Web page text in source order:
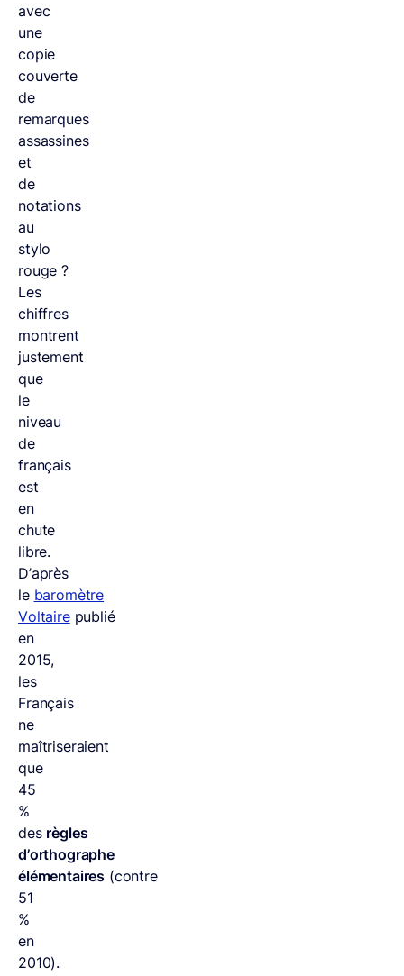
avec
une
copie
couverte
de
remarques
assassines
et
de
notations
au
stylo
rouge ?
Les
chiffres
montrent
justement
que
le
niveau
de
français
est
en
chute
libre.
D’après
le baromètre
Voltairepublié
en
2015,
les
Français
ne
maîtriseraient
que
45
%
des règles
d’orthographe
élémentaires (contre
51
%
en
2010).